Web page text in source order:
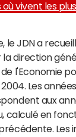
où vivent les
le JDN a
direction
l'Economie
Les
aux
calculé en
Les